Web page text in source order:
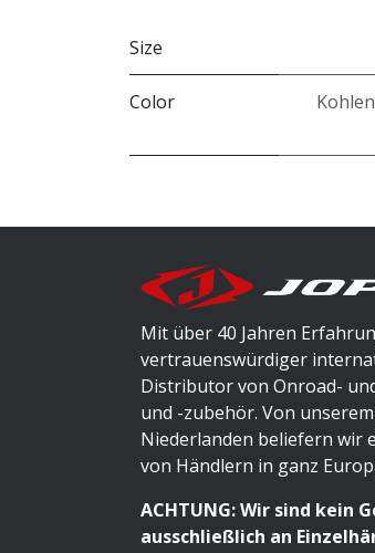
Size
Color
Mit über 40 Jahren
vertrauenswürdiger
Distributor von Onroad-
und -zubehör. Von
Niederlanden beliefern wir
von Händlern in ganz
ACHTUNG: Wir sind kein
ausschließlich an